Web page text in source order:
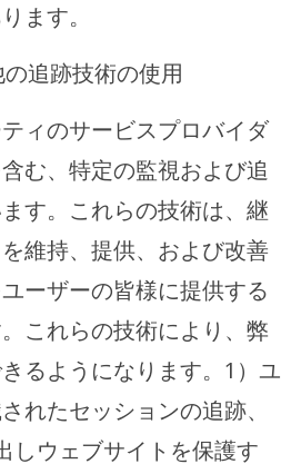
ます。
追跡技術の使用
ィのサービスプロバイダ
む、特定の監視および追
す。これらの技術は、継
維持、提供、および改善
ーザーの皆様に提供する
これらの技術により、弊
るようになります。1）ユ
れたセッションの追跡、
しウェブサイトを保護す